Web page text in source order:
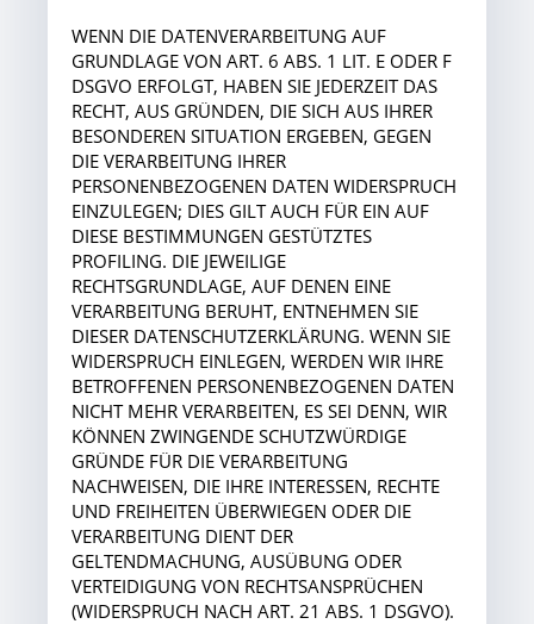
WENN DIE DATENVERARBEITUNG AUF
GRUNDLAGE VON ART. 6 ABS. 1 LIT. E ODER F
DSGVO ERFOLGT, HABEN SIE JEDERZEIT DAS
RECHT, AUS GRÜNDEN, DIE SICH AUS IHRER
BESONDEREN SITUATION ERGEBEN, GEGEN
DIE VERARBEITUNG IHRER
PERSONENBEZOGENEN DATEN WIDERSPRUCH
EINZULEGEN; DIES GILT AUCH FÜR EIN AUF
DIESE BESTIMMUNGEN GESTÜTZTES
PROFILING. DIE JEWEILIGE
RECHTSGRUNDLAGE, AUF DENEN EINE
VERARBEITUNG BERUHT, ENTNEHMEN SIE
DIESER DATENSCHUTZERKLÄRUNG. WENN SIE
WIDERSPRUCH EINLEGEN, WERDEN WIR IHRE
BETROFFENEN PERSONENBEZOGENEN DATEN
NICHT MEHR VERARBEITEN, ES SEI DENN, WIR
KÖNNEN ZWINGENDE SCHUTZWÜRDIGE
GRÜNDE FÜR DIE VERARBEITUNG
NACHWEISEN, DIE IHRE INTERESSEN, RECHTE
UND FREIHEITEN ÜBERWIEGEN ODER DIE
VERARBEITUNG DIENT DER
GELTENDMACHUNG, AUSÜBUNG ODER
VERTEIDIGUNG VON RECHTSANSPRÜCHEN
(WIDERSPRUCH NACH ART. 21 ABS. 1 DSGVO).